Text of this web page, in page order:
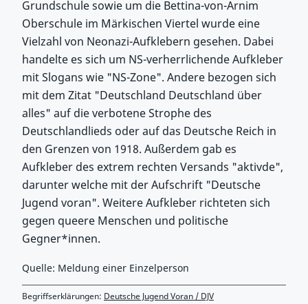
Grundschule sowie um die Bettina-von-Arnim
Oberschule im Märkischen Viertel wurde eine
Vielzahl von Neonazi-Aufklebern gesehen. Dabei
handelte es sich um NS-verherrlichende Aufkleber
mit Slogans wie "NS-Zone". Andere bezogen sich
mit dem Zitat "Deutschland Deutschland über
alles" auf die verbotene Strophe des
Deutschlandlieds oder auf das Deutsche Reich in
den Grenzen von 1918. Außerdem gab es
Aufkleber des extrem rechten Versands "aktivde",
darunter welche mit der Aufschrift "Deutsche
Jugend voran". Weitere Aufkleber richteten sich
gegen queere Menschen und politische
Gegner*innen.
Quelle: Meldung einer Einzelperson
Begriffserklärungen: Deutsche Jugend Voran / DJV